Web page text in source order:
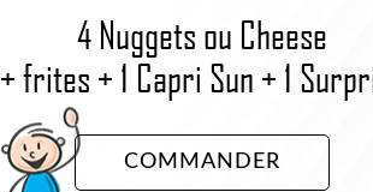
4 Nuggets ou Cheese
+ frites + 1 Capri Sun + 1
COMMANDER